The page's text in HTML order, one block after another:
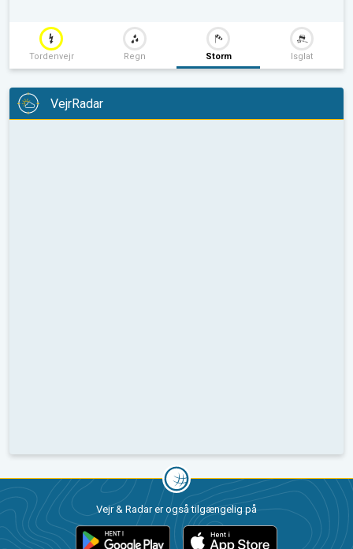
Tordenvejr Regn Storm Isglat
VejrRadar
Vejr & Radar er også tilgængelig på